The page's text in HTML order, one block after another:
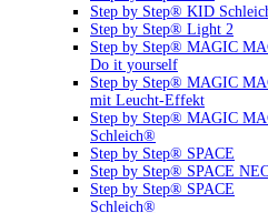
Step by Step® KID
Step by Step® Light 2
Step by Step® MAGIC
Do it yourself
Step by Step® MAGIC
mit Leucht-Effekt
Step by Step® MAGIC
Schleich®
Step by Step® SPACE
Step by Step® SPACE
Step by Step® SPACE
Schleich®